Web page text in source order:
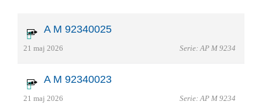
A M 92340025
21 maj 2026 Serie: AP M 9234
A M 92340023
21 maj 2026 Serie: AP M 9234